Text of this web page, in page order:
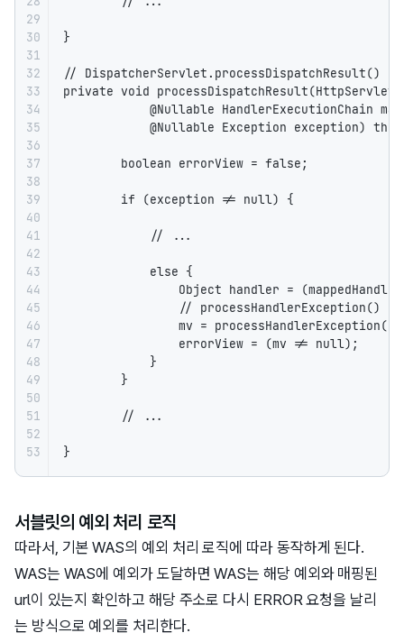
29
30
31
32
33
34
35
36
37
38
39
40
41
42
43
44
45
46
47
48
49
50
51
52
53
}
// DispatcherServlet.processDispatchResult()
private void
@Nullable HandlerExecutionChain
@Nullable Exception exception)
        boolean errorView = false;
        if (exception != null) {
            // ...
            else {
Object handler =
// processHandlerException() 이
mv =
                errorView = (mv != null);
            }
        }
        // ...
}
서블릿의 예외 처리 로직
따라서, 기본 WAS의 예외 처리 로직에 따라 동작하게 된다.
WAS는 WAS에 예외가 도달하면 WAS는 해당 예외와 매핑된
url이 있는지 확인하고 해당 주소로 다시 ERROR 요청을 날리
는 방식으로 예외를 처리한다.